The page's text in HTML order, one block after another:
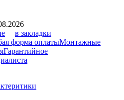
в закладки
форма оплатыМонтажные
Гарантийное